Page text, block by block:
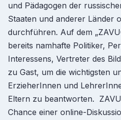
und Pädagogen der
Staaten und anderer Länder
durchführen. Auf dem
bereits namhafte Politiker,
Interessens, Vertreter des
zu Gast, um die wichtigsten
ErzieherInnen und
Eltern zu beantworten.
Chance einer online-